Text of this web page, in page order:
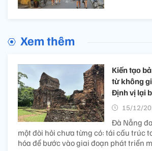
Xem thêm
Kiến tạo
từ không
Định vị lại
15/12/
Đà Nẵng
một đòi hỏi chưa từng có: tái cấu trúc
hóa để bước vào giai đoạn phát triển